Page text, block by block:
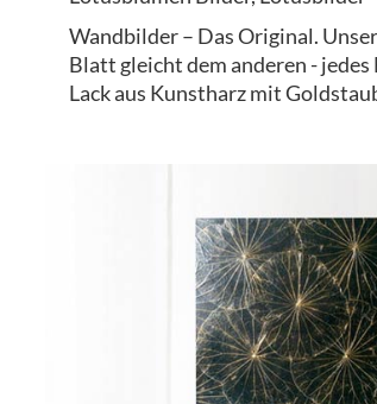
Wandbilder – Das Original.
Blatt gleicht dem anderen -
Lack aus Kunstharz mit